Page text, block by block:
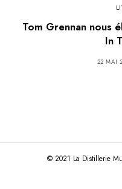
Tom Grennan nous
In
22 MAI
© 2021 La Distillerie